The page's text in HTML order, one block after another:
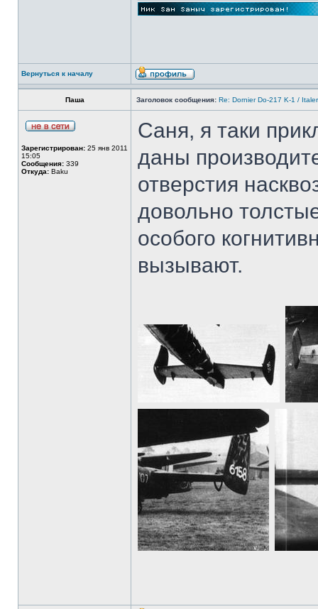
Вернуться к началу
Паша Заголовок сообщения: Re: Dornier Do-217 K-1 /
Зарегистрирован: 25 янв 2011
15:05
Сообщения: 339
Откуда: Baku
Саня, я таки
даны
отверстия
довольно
особого
вызывают.